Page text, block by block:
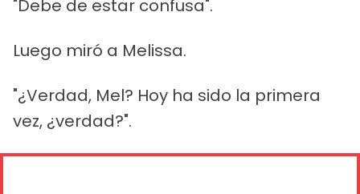
"Debe de estar confusa".
Luego miró a Melissa.
"¿Verdad, Mel? Hoy ha sido la primera
vez, ¿verdad?".